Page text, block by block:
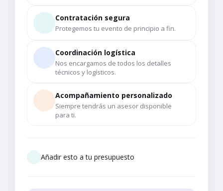
Contratación segura
Protegemos tu evento de principio a fin.
Coordinación logística
Nos encargamos de todos los detalles
técnicos y logísticos.
Acompañamiento personalizado
Siempre tendrás un asesor disponible
para ti.
Añadir esto a tu presupuesto